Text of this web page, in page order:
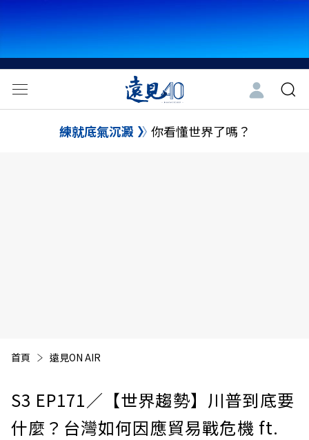
練就底氣沉澱 你看懂世界了嗎？
首頁 遠見ON AIR
S3 EP171／【世界趨勢】川普到底要
什麼？台灣如何因應貿易戰危機 ft.